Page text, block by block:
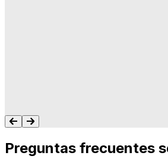
Preguntas frecuentes